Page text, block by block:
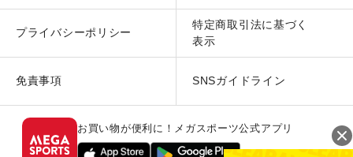
プライバシーポリシー
特定商取引法に基づく
表示
免責事項 SNSガイドライン
お買い物が便利に！メガスポーツ公式アプリ